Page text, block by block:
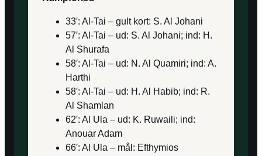
33′: Al-Tai – gult kort: S. Al Johani
57′: Al-Tai – ud: S. Al Johani; ind: H.
Al Shurafa
58′: Al-Tai – ud: N. Al Quamiri; ind: A.
Harthi
58′: Al-Tai – ud: H. Al Habib; ind: R.
Al Shamlan
62′: Al Ula – ud: K. Ruwaili; ind:
Anouar Adam
66′: Al Ula – mål: Efthymios